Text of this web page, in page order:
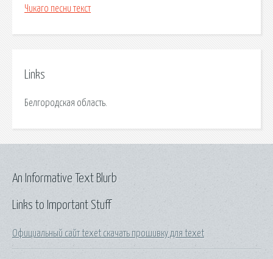
Чикаго песни текст
Links
Белгородская область.
Links to Important Stuff
Официальный сайт texet скачать прошивку для texet
An Informative Text Blurb